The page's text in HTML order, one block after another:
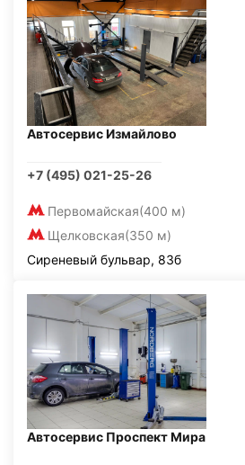
Автосервис Измайлово
+7 (495) 021-25-26
Первомайская(400 м)
Щелковская(350 м)
Сиреневый бульвар, 83б
Автосервис Проспект Мира